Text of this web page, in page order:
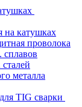
на катушках
проволока
металла
TIG сварки